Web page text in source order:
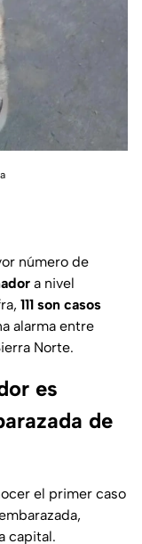
número de
a nivel
111 son casos
alarma entre
Norte.
es
de
el primer caso
capital.